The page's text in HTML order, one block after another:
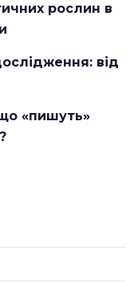
рослин в
від
«пишуть»